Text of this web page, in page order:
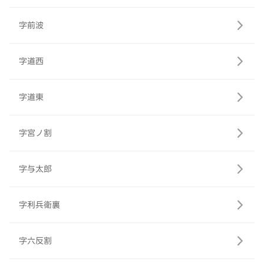
字前波
字道西
字道東
字宮ノ割
字与太郎
字利兵衛裏
字六反割